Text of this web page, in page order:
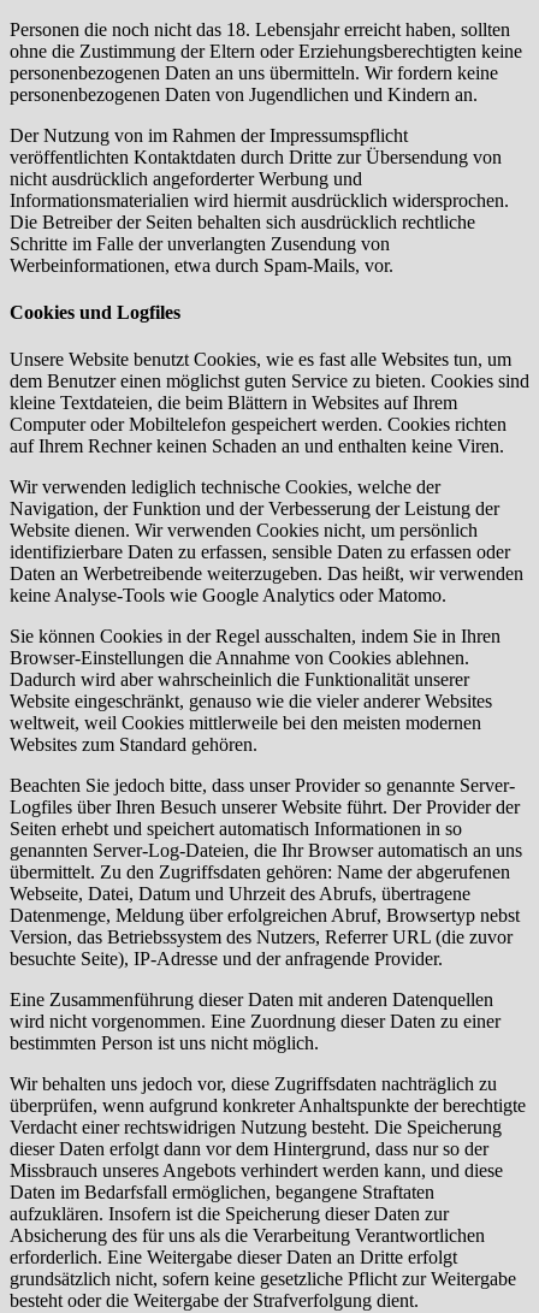
Personen die noch nicht das 18. Lebensjahr erreicht haben, sollten
ohne die Zustimmung der Eltern oder Erziehungsberechtigten keine
personenbezogenen Daten an uns übermitteln. Wir fordern keine
personenbezogenen Daten von Jugendlichen und Kindern an.
Der Nutzung von im Rahmen der Impressumspflicht
veröffentlichten Kontaktdaten durch Dritte zur Übersendung von
nicht ausdrücklich angeforderter Werbung und
Informationsmaterialien wird hiermit ausdrücklich widersprochen.
Die Betreiber der Seiten behalten sich ausdrücklich rechtliche
Schritte im Falle der unverlangten Zusendung von
Werbeinformationen, etwa durch Spam-Mails, vor.
Cookies und Logfiles
Unsere Website benutzt Cookies, wie es fast alle Websites tun, um
dem Benutzer einen möglichst guten Service zu bieten. Cookies sind
kleine Textdateien, die beim Blättern in Websites auf Ihrem
Computer oder Mobiltelefon gespeichert werden. Cookies richten
auf Ihrem Rechner keinen Schaden an und enthalten keine Viren.
Wir verwenden lediglich technische Cookies, welche der
Navigation, der Funktion und der Verbesserung der Leistung der
Website dienen. Wir verwenden Cookies nicht, um persönlich
identifizierbare Daten zu erfassen, sensible Daten zu erfassen oder
Daten an Werbetreibende weiterzugeben. Das heißt, wir verwenden
keine Analyse-Tools wie Google Analytics oder Matomo.
Sie können Cookies in der Regel ausschalten, indem Sie in Ihren
Browser-Einstellungen die Annahme von Cookies ablehnen.
Dadurch wird aber wahrscheinlich die Funktionalität unserer
Website eingeschränkt, genauso wie die vieler anderer Websites
weltweit, weil Cookies mittlerweile bei den meisten modernen
Websites zum Standard gehören.
Beachten Sie jedoch bitte, dass unser Provider so genannte Server-
Logfiles über Ihren Besuch unserer Website führt. Der Provider der
Seiten erhebt und speichert automatisch Informationen in so
genannten Server-Log-Dateien, die Ihr Browser automatisch an uns
übermittelt. Zu den Zugriffsdaten gehören: Name der abgerufenen
Webseite, Datei, Datum und Uhrzeit des Abrufs, übertragene
Datenmenge, Meldung über erfolgreichen Abruf, Browsertyp nebst
Version, das Betriebssystem des Nutzers, Referrer URL (die zuvor
besuchte Seite), IP-Adresse und der anfragende Provider.
Eine Zusammenführung dieser Daten mit anderen Datenquellen
wird nicht vorgenommen. Eine Zuordnung dieser Daten zu einer
bestimmten Person ist uns nicht möglich.
Wir behalten uns jedoch vor, diese Zugriffsdaten nachträglich zu
überprüfen, wenn aufgrund konkreter Anhaltspunkte der berechtigte
Verdacht einer rechtswidrigen Nutzung besteht. Die Speicherung
dieser Daten erfolgt dann vor dem Hintergrund, dass nur so der
Missbrauch unseres Angebots verhindert werden kann, und diese
Daten im Bedarfsfall ermöglichen, begangene Straftaten
aufzuklären. Insofern ist die Speicherung dieser Daten zur
Absicherung des für uns als die Verarbeitung Verantwortlichen
erforderlich. Eine Weitergabe dieser Daten an Dritte erfolgt
grundsätzlich nicht, sofern keine gesetzliche Pflicht zur Weitergabe
besteht oder die Weitergabe der Strafverfolgung dient.